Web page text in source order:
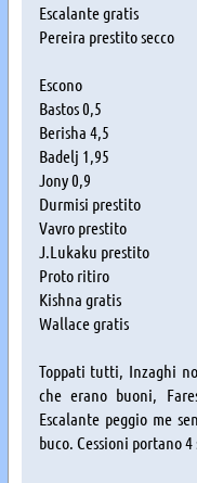
Escalante gratis
Pereira prestito secco
Escono
Bastos 0,5
Berisha 4,5
Badelj 1,95
Jony 0,9
Durmisi prestito
Vavro prestito
J.Lukaku prestito
Proto ritiro
Kishna gratis
Wallace gratis
Toppati tutti, Inzaghi
che erano buoni,
Escalante peggio me
buco. Cessioni portano 4